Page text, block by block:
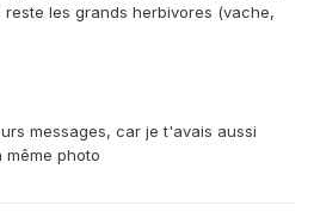
les grands herbivores (vache,
messages, car je t'avais aussi
photo